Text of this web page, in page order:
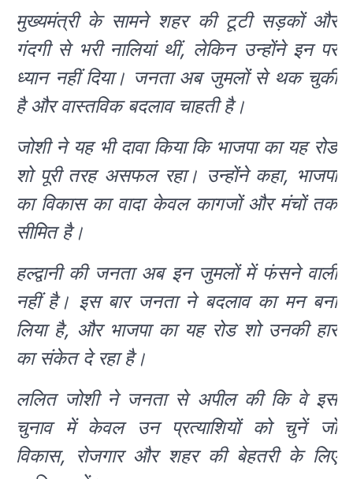
मुख्यमंत्री के सामने शहर की टूटी सड़कों और
गंदगी से भरी नालियां थीं, लेकिन उन्होंने इन पर
ध्यान नहीं दिया। जनता अब जुमलों से थक चुकी
है और वास्तविक बदलाव चाहती है।
जोशी ने यह भी दावा किया कि भाजपा का यह रोड
शो पूरी तरह असफल रहा। उन्होंने कहा, भाजपा
का विकास का वादा केवल कागजों और मंचों तक
सीमित है।
हल्द्वानी की जनता अब इन जुमलों में फंसने वाली
नहीं है। इस बार जनता ने बदलाव का मन बना
लिया है, और भाजपा का यह रोड शो उनकी हार
का संकेत दे रहा है।
ललित जोशी ने जनता से अपील की कि वे इस
चुनाव में केवल उन प्रत्याशियों को चुनें जो
विकास, रोजगार और शहर की बेहतरी के लिए